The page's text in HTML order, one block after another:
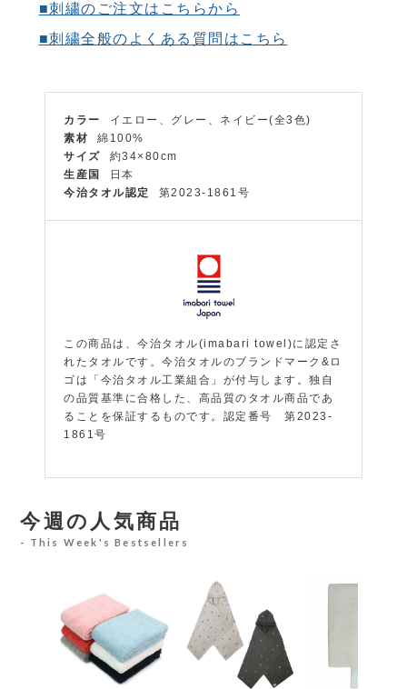
■刺繍のご注文はこちらから
■刺繍全般のよくある質問はこちら
カラー
イエロー、グレー、ネイビー(全3色)
素材
綿100%
サイズ
約34×80cm
生産国
日本
今治タオル認定
第2023-1861号
この商品は、今治タオル(imabari towel)に認定さ
れたタオルです。今治タオルのブランドマーク&ロ
ゴは「今治タオル工業組合」が付与します。独自
の品質基準に合格した、高品質のタオル商品であ
ることを保証するものです。認定番号 第2023-
1861号
今週の人気商品
This Week's Bestsellers